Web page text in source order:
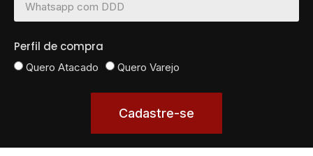
Perfil de compra
Quero Atacado Quero Varejo
Cadastre-se